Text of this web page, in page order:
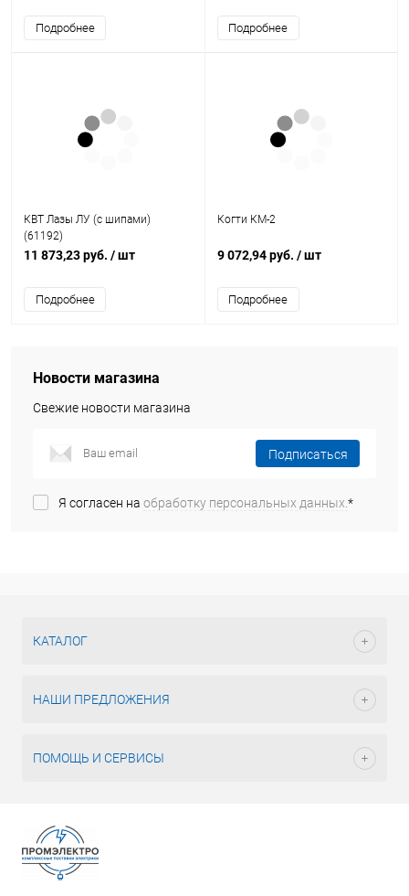
Подробнее Подробнее
КВТ Лазы ЛУ (с шипами)
(61192)
11 873,23 руб. / шт
Подробнее
Когти КМ-2
9 072,94 руб. / шт
Подробнее
Новости магазина
Свежие новости магазина
Подписаться
Я согласен на обработку персональных данных.*
КАТАЛОГ
НАШИ ПРЕДЛОЖЕНИЯ
ПОМОЩЬ И СЕРВИСЫ